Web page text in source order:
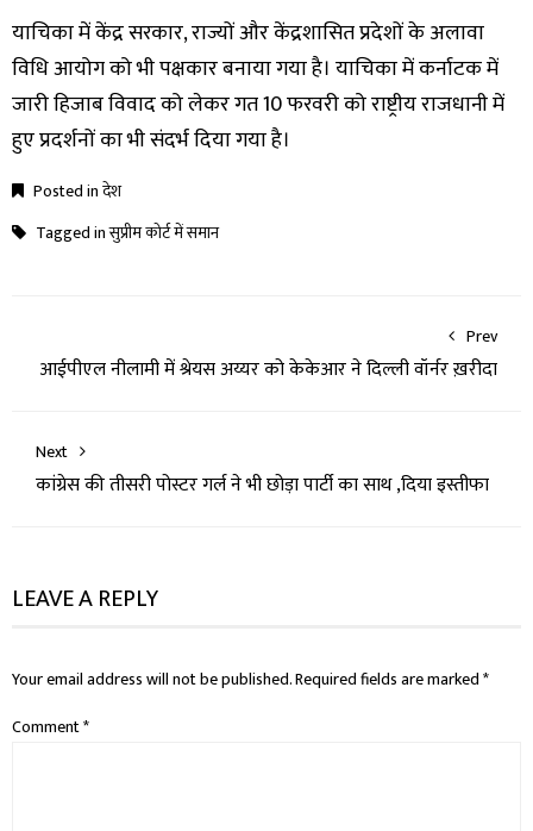
याचिका में केंद्र सरकार, राज्यों और केंद्रशासित प्रदेशों के अलावा
विधि आयोग को भी पक्षकार बनाया गया है। याचिका में कर्नाटक में
जारी हिजाब विवाद को लेकर गत 10 फरवरी को राष्ट्रीय राजधानी में
हुए प्रदर्शनों का भी संदर्भ दिया गया है।
Posted inदेश
Tagged inसुप्रीम कोर्ट में समान
Prev
आईपीएल नीलामी में श्रेयस अय्यर को केकेआर ने दिल्ली वॉर्नर ख़रीदा
Next
कांग्रेस की तीसरी पोस्टर गर्ल ने भी छोड़ा पार्टी का साथ ,दिया इस्तीफा
LEAVE A REPLY
Your email address will not be published.Required fields are marked*
Comment*